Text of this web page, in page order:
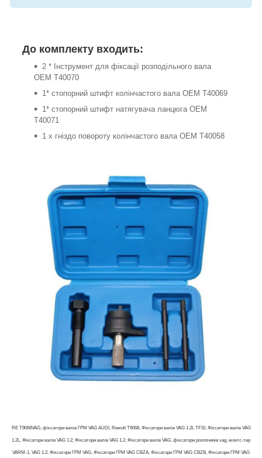
До комплекту входить:
2 * Інструмент для фіксації розподільного вала
OEM T40070
1* стопорний штифт колінчастого вала OEM T40069
1* стопорний штифт натягувача ланцюга OEM
T40071
1 х гніздо повороту колінчастого вала OEM T40058
RE T9068VAG, фіксатори валів ГРМ VAG AUDI, Rewolt T9068, Фіксатори валів VAG 1.2L TFSI, Фіксатори валів VAG
1.2L, Фіксатори валів VAG 1.2, Фіксатори валів VAG 1.2, Фіксатори валів VAG, фіксатори розпочинів vag, монтс-тер
VARM-1. VAG 1.2, Фіксатори ГРМ VAG, Фіксатори ГРМ VAG CBZA, Фіксатори ГРМ VAG CBZB, Фіксатори ГРМ VAG